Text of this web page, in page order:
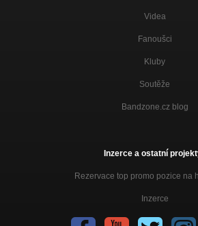
Videa
Fanoušci
Kluby
Soutěže
Bandzone.cz blog
Inzerce a ostatní
Rezervace top promo pozice na
Inzerce